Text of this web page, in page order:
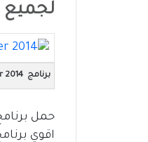
لجميع
برنامج Internet Download Manager 2014
اقوي